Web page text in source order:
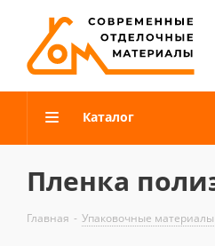
Каталог
Пленка
Главная - Упаковочные материалы